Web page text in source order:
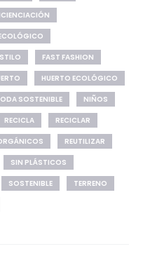
FAST FASHION
HUERTO ECOLÓGICO
SOSTENIBLE
NIÑOS
RECICLA
RECICLAR
REUTILIZAR
SIN PLÁSTICOS
SOSTENIBLE
TERRENO